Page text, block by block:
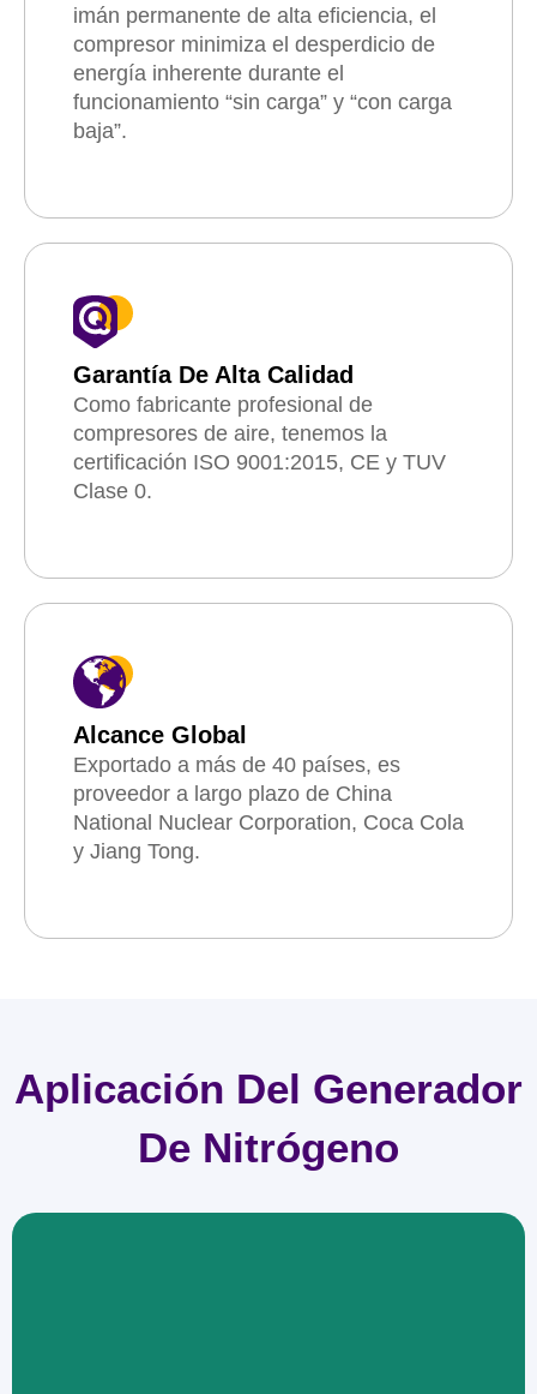
imán permanente de alta eficiencia, el
compresor minimiza el desperdicio de
energía inherente durante el
funcionamiento “sin carga” y “con carga
baja”.
Garantía De Alta Calidad
Como fabricante profesional de
compresores de aire, tenemos la
certificación ISO 9001:2015, CE y TUV
Clase 0.
Alcance Global
Exportado a más de 40 países, es
proveedor a largo plazo de China
National Nuclear Corporation, Coca Cola
y Jiang Tong.
Aplicación Del Generador
De Nitrógeno